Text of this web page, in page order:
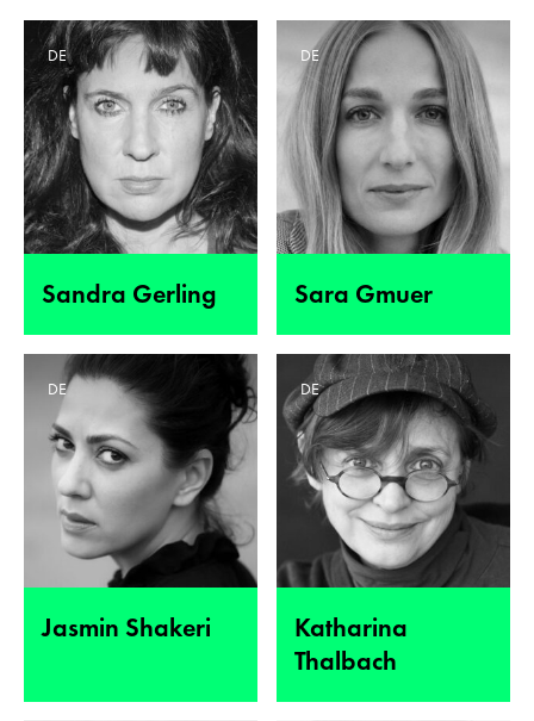
Sandra Gerling
DE
Sara Gmuer
DE
Jasmin Shakeri
DE
Katharina
Thalbach
DE